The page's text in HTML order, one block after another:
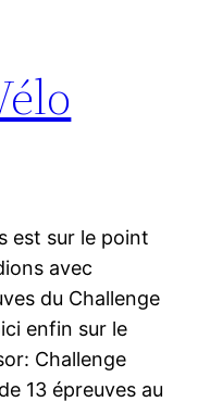
est sur le point
avec
du Challenge
enfin sur le
Challenge
13 épreuves au